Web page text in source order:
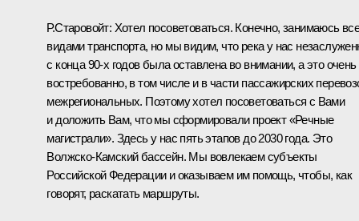
Р.Старовойт: Хотел посоветоваться. Конечно, занимаюсь
видами транспорта, но мы видим, что река у нас
с конца 90-х годов была оставлена во внимании, а это очень
востребованно, в том числе и в части пассажирских
межрегиональных. Поэтому хотел посоветоваться с Вами
и доложить Вам, что мы сформировали проект «Речные
магистрали». Здесь у нас пять этапов до 2030 года. Это
Волжско-Камский бассейн. Мы вовлекаем субъекты
Российской Федерации и оказываем им помощь, чтобы, как
говорят, раскатать маршруты.